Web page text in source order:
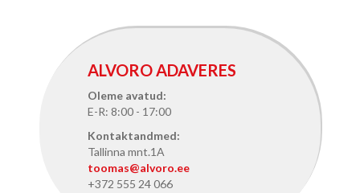
ALVORO ADAVERES
Oleme avatud:
E-R: 8:00 - 17:00
Kontaktandmed:
Tallinna mnt.1A
toomas@alvoro.ee
+372 555 24 066